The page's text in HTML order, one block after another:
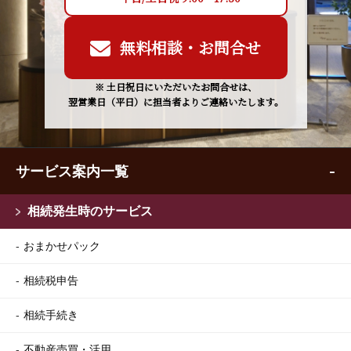
無料相談・お問合せ
※ 土日祝日にいただいたお問合せは、
翌営業日（平日）に担当者よりご連絡いたします。
サービス案内一覧
相続発生時のサービス
おまかせパック
相続税申告
相続手続き